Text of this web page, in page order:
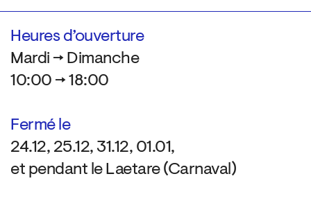
Heures d’ouverture
Mardi → Dimanche
10:00 → 18:00
Fermé le
24.12, 25.12, 31.12, 01.01,
et pendant le Laetare (Carnaval)